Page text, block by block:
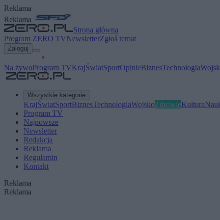
Reklama
Reklama
Strona główna
Program ZERO TVNewsletterZgłoś temat
Zaloguj
Na żywoProgram TVKrajŚwiatSportOpinieBiznesTechnologia
Wszystkie kategorie
KrajŚwiatSportBiznesTechnologiaWojskoZdrowieKultura
Program TV
Najnowsze
Newsletter
Redakcja
Reklama
Regulamin
Kontakt
Reklama
Reklama